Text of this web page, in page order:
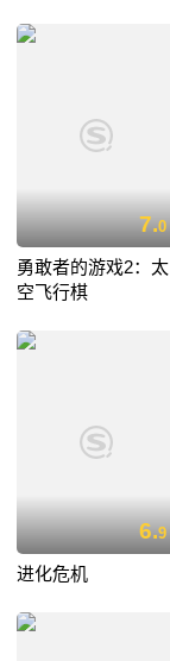
7.0
勇敢者的游戏2：太
空飞行棋
6.9
进化危机